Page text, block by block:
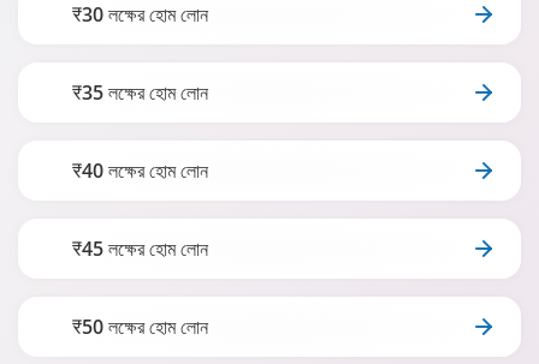
₹30 লক্ষের হোম লোন
₹35 লক্ষের হোম লোন
₹40 লক্ষের হোম লোন
₹45 লক্ষের হোম লোন
₹50 লক্ষের হোম লোন